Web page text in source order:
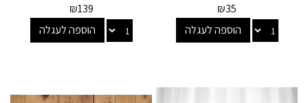
₪35
הוספה לעגלה
₪139
הוספה לעגלה